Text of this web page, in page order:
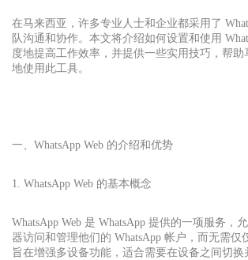
在马来西亚，许多专业人士和企业都采用了
队沟通和协作。本文将介绍如何设置和使用
度地提高工作效率，并提供一些实用技巧，帮
地使用此工具。
一、WhatsApp Web 的介绍和优势
1. WhatsApp Web 的基本概念
WhatsApp Web 是 WhatsApp 提供的一项服务，
器访问和管理他们的 WhatsApp 帐户，而无需仅
旨在增强多设备功能，适合需要在设备之间切换